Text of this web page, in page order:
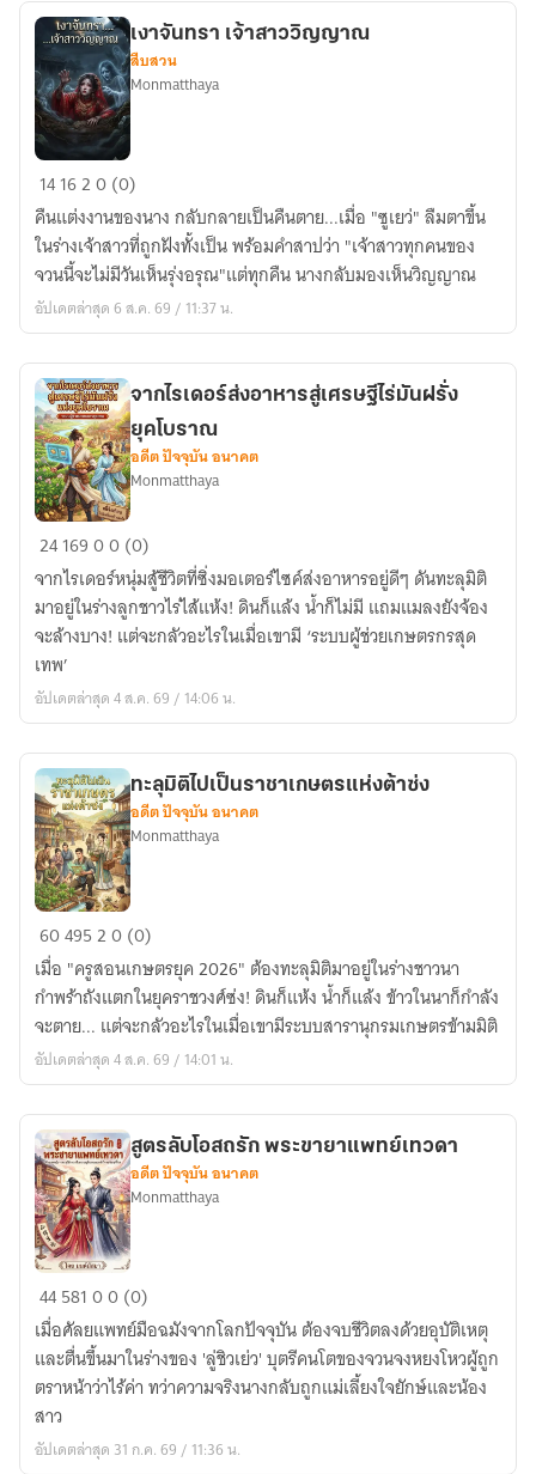
เทพ
สวรรค์
เงา
จันทรา
เจ้า
สาว
วิญญาณ
เงาจันทรา เจ้าสาววิญญาณ
สืบสวน
Monmatthaya
141620 (0)
คืนแต่งงานของนาง กลับกลายเป็นคืนตาย...เมื่อ "ซูเยว่" ลืมตาขึ้น
ในร่างเจ้าสาวที่ถูกฝังทั้งเป็น พร้อมคำสาปว่า "เจ้าสาวทุกคนของ
จวนนี้จะไม่มีวันเห็นรุ่งอรุณ"แต่ทุกคืน นางกลับมองเห็นวิญญาณ
อัปเดตล่าสุด 6 ส.ค. 69 / 11:37 น.
จาก
เด
อร์
ส่ง
อาหาร
สู่
ไร่
มัน
ฝรั่ง
ยุค
โบราณ
จากไรเดอร์ส่งอาหารสู่เศรษฐีไร่มันฝรั่ง
ยุคโบราณ
อดีต ปัจจุบัน อนาคต
Monmatthaya
2416900 (0)
จากไรเดอร์หนุ่มสู้ชีวิตที่ซิ่งมอเตอร์ไซค์ส่งอาหารอยู่ดีๆ ดันทะลุมิติ
มาอยู่ในร่างลูกชาวไร่ไส้แห้ง! ดินก็แล้ง น้ำก็ไม่มี แถมแมลงยังจ้อง
จะล้างบาง! แต่จะกลัวอะไรในเมื่อเขามี ‘ระบบผู้ช่วยเกษตรกรสุด
เทพ’
อัปเดตล่าสุด 4 ส.ค. 69 / 14:06 น.
ทะลุ
มิติ
ไป
เป็น
ราชา
เกษตร
ต้าซ่ง
ทะลุมิติไปเป็นราชาเกษตรแห่งต้าซ่ง
อดีต ปัจจุบัน อนาคต
Monmatthaya
6049520 (0)
เมื่อ "ครูสอนเกษตรยุค 2026" ต้องทะลุมิติมาอยู่ในร่างชาวนา
กำพร้าถังแตกในยุคราชวงศ์ซ่ง! ดินก็แห้ง น้ำก็แล้ง ข้าวในนาก็กำลัง
จะตาย... แต่จะกลัวอะไรในเมื่อเขามีระบบสารานุกรมเกษตรข้ามมิติ
อัปเดตล่าสุด 4 ส.ค. 69 / 14:01 น.
สูตร
ลับ
โอสถ
รัก
พระ
ขา
ยา
สูตรลับโอสถรัก พระขายาแพทย์เทวดา
อดีต ปัจจุบัน อนาคต
Monmatthaya
4458100 (0)
เมื่อศัลยแพทย์มือฉมังจากโลกปัจจุบัน ต้องจบชีวิตลงด้วยอุบัติเหตุ
และตื่นขึ้นมาในร่างของ 'ลู่ชิวเย่ว' บุตรีคนโตของจวนจงหยงโหวผู้ถูก
ตราหน้าว่าไร้ค่า ทว่าความจริงนางกลับถูกแม่เลี้ยงใจยักษ์และน้อง
สาว
อัปเดตล่าสุด 31 ก.ค. 69 / 11:36 น.